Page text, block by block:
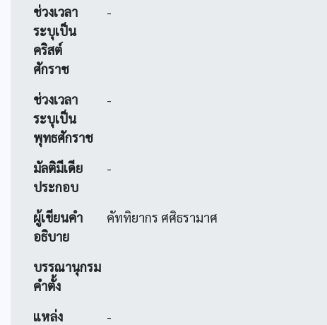
ช่วงเวลา
ระบุเป็น
คริสต์
ศักราช
-
ช่วงเวลา
ระบุเป็น
พุทธศักราช
-
มัลติมีเดีย
ประกอบ
-
ผู้เขียนคำ
อธิบาย
คัททิยากร ศศิธรามาศ
บรรณานุกรม
คำตั้ง
แหล่ง
-